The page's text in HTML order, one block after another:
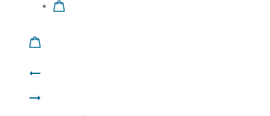
Product
navigation
CoWo